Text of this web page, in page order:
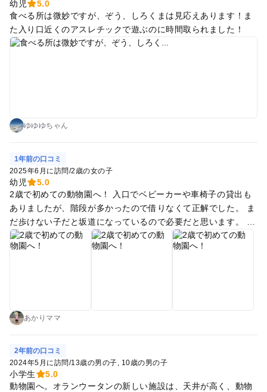
幼児
5.0
食べる所は微妙ですが、ぞう、しろくまは見応えあります！ま
た入り口近くのアスレチックで遊ぶのに時間取られました！
ゆゆゆちゃん
1年前の口コミ
2025年6月に訪問/2歳の女の子
幼児
5.0
2歳で初めての動物園へ！ 入口でベビーカーや車椅子の貸出も
ありましたが、階段が多かったので借りなくて正解でした。 ま
だ歩けない子だと坂道になっているので必要だと思います。 ち
ょうど幼稚園の遠足だったのか3、4、5歳くらいの子達が沢山
いました。 動物がいるのはもちろんですが「室内にいない場合
返りました！ ガレットときのこパスタどちらも美味しかったで
ていた娘ですが遊びたい気持ちの方が勝っていたようです。 ス
カートのままじゃ滑り台など擦れて危ないので、予備で持って
行ってたズボンを履かせて遊ばせてました。 トンネルや丘の上
を歩いたり帰りの車に乗るとバタンキューで力尽きるほど楽し
あかりママ
2年前の口コミ
2024年5月に訪問/13歳の男の子 10歳の男の子
小学生
5.0
動物園へ。オランウータンの新しい施設は、天井が高く、動物